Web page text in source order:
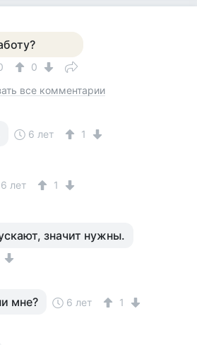
0
все комментарии
6 лет 1
6 лет 1
значит нужны.
мне? 6 лет 1